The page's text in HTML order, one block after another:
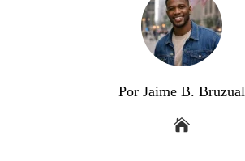
Por Jaime B. Bruzual